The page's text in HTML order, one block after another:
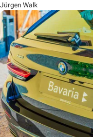
Jürgen Walk